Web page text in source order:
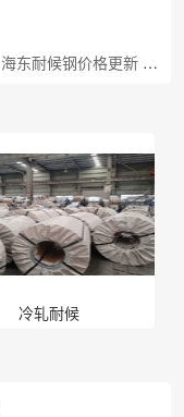
下一个：海东耐候钢价格更新 河湟谷地专用
冷轧耐候